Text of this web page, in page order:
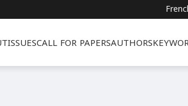
ISSUESCALL FOR PAPERSAUTHORS